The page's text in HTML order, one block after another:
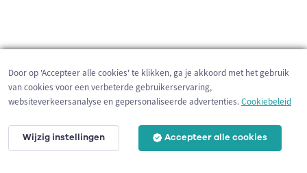
200 m
Door op 'Accepteer alle cookies' te klikken, ga je akkoord met het gebruik
van cookies voor een verbeterde gebruikerservaring,
websiteverkeersanalyse en gepersonaliseerde advertenties.Cookiebeleid
Wijzig instellingen Accepteer alle cookies